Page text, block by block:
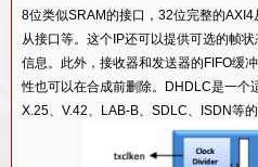
8位类似SRAM的接口，32位完整的
从接口等。这个IP还可以提供可选的帧
信息。此外，接收器和发送器的FIFO缓
性也可以在合成前删除。DHDLC是一个
X.25、V.42、LAB-B、SDLC、ISDN等的